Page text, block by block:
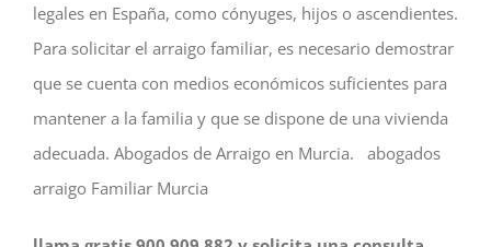
legales en España, como cónyuges, hijos o ascendientes.
Para solicitar el arraigo familiar, es necesario demostrar
que se cuenta con medios económicos suficientes para
mantener a la familia y que se dispone de una vivienda
adecuada. Abogados de Arraigo en Murcia. abogados
arraigo Familiar Murcia